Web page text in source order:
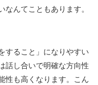
んてこともあります。
すること」になりやすい
話し合いで明確な方向性
性も高くなります。こん